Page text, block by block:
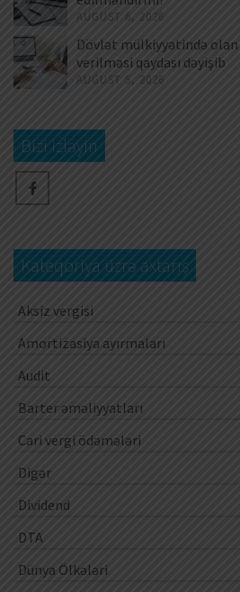
AUGUST 6, 2026
Dövlət mülkiyyətində
verilməsi qaydası dəyişib
AUGUST 5, 2026
Bizi izləyin
Kateqoriya üzrə axtarış
Aksiz vergisi
Amortizasiya ayırmaları
Audit
Barter əməliyyatları
Cari vergi ödəmələri
Digər
Dividend
DTA
Dünya Ölkələri